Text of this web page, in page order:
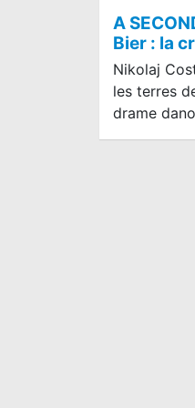
A
Bier : la
Nikolaj
les terres
drame